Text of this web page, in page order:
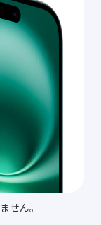
せん。